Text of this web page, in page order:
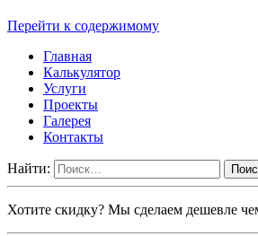
Перейти к содержимому
Главная
Калькулятор
Услуги
Проекты
Галерея
Контакты
Найти:
Хотите скидку? Мы сделаем дешевле